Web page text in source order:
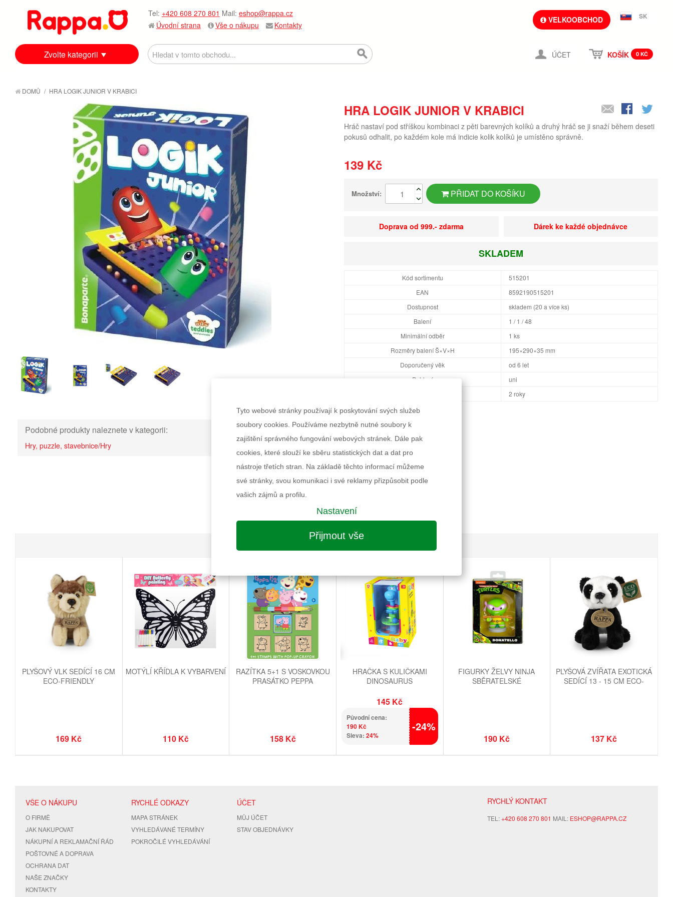
Tel: +420 608 270 801 Mail: eshop@rappa.cz
Úvodní strana
Vše o nákupu Kontakty
VELKOOBCHOD SK
ÚČET KOŠÍK 0 KČ
Zvolte kategorii
DOMŮ / HRA LOGIK JUNIOR V KRABICI
Podobné produkty naleznete v kategorii:
Hry, puzzle, stavebnice/Hry
HRA LOGIK JUNIOR V KRABICI
Hráč nastaví pod stříškou kombinaci z pěti barevných kolíků a druhý hráč se ji snaží během deseti
pokusů odhalit, po každém kole má indicie kolik kolíků je umístěno správně.
139 Kč
Množství: PŘIDAT DO KOŠÍKU
Doprava od 999.- zdarma Dárek ke každé objednávce
SKLADEM
Kód sortimentu
515201
EAN
8592190515201
Dostupnost
skladem (20 a více ks)
Balení
1 / 1 / 48
Minimální odběr
1 ks
Rozměry balení Š×V×H
195×290×35 mm
Doporučený věk
od 6 let
Pohlaví
uni
2 roky
MOŽNÁ VÁS ZAUJME I NÁSLEDUJÍCÍ
PLYŠOVÝ VLK SEDÍCÍ 16 CM
ECO-FRIENDLY
169 Kč
MOTÝLÍ KŘÍDLA K VYBARVENÍ
110 Kč
RAZÍTKA 5+1 S VOSKOVKOU
PRASÁTKO PEPPA
158 Kč
HRAČKA S KULIČKAMI
DINOSAURUS
145 Kč
Původní cena:
190 Kč
Sleva: 24%
-24%
FIGURKY ŽELVY NINJA
SBĚRATELSKÉ
190 Kč
PLYŠOVÁ ZVÍŘATA EXOTICKÁ
SEDÍCÍ 13 - 15 CM ECO-
137 Kč
RYCHLÝ KONTAKT
TEL:+420 608 270 801 MAIL: ESHOP@RAPPA.CZ
VŠE O NÁKUPU
O FIRMĚ
JAK NAKUPOVAT
NÁKUPNÍ A REKLAMAČNÍ ŘÁD
POŠTOVNÉ A DOPRAVA
OCHRANA DAT
NAŠE ZNAČKY
KONTAKTY
RYCHLÉ ODKAZY
MAPA STRÁNEK
VYHLEDÁVANÉ TERMÍNY
POKROČILÉ VYHLEDÁVÁNÍ
ÚČET
MŮJ ÚČET
STAV OBJEDNÁVKY
Tyto webové stránky používají k poskytování svých služeb
soubory cookies. Používáme nezbytně nutné soubory k
zajištění správného fungování webových stránek. Dále pak
cookies, které slouží ke sběru statistických dat a dat pro
nástroje třetích stran. Na základě těchto informací můžeme
své stránky, svou komunikaci i své reklamy přizpůsobit podle
vašich zájmů a profilu.
Nastavení
Přijmout vše